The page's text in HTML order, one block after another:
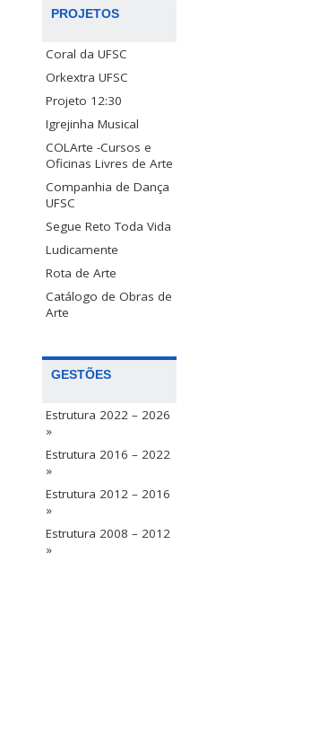
PROJETOS
Coral da UFSC
Orkextra UFSC
Projeto 12:30
Igrejinha Musical
COLArte -Cursos e
Oficinas Livres de Arte
Companhia de Dança
UFSC
Segue Reto Toda Vida
Ludicamente
Rota de Arte
Catálogo de Obras de
Arte
GESTÕES
Estrutura 2022 – 2026
»
Estrutura 2016 – 2022
»
Estrutura 2012 – 2016
»
Estrutura 2008 – 2012
»